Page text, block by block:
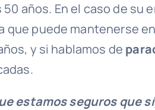
años. En el caso de su
que puede mantenerse
y si hablamos de
estamos seguros que